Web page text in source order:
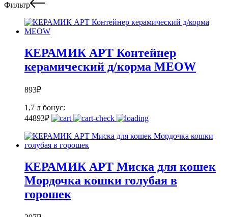
Фильтр
КЕРАМИК АРТ Контейнер
керамический д/корма MEOW
893₽
1,7 л бонус:
44893₽
КЕРАМИК АРТ Миска для кошек
Мордочка кошки голубая в
горошек